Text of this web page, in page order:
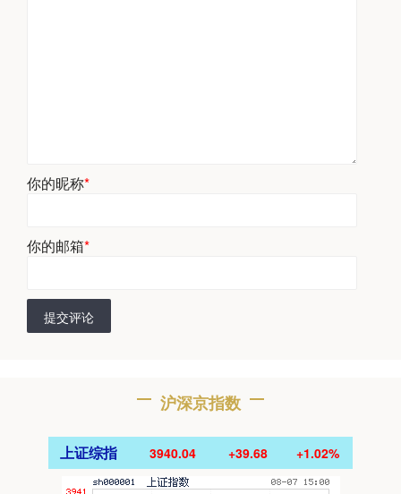
你的昵称*
你的邮箱*
提交评论
沪深京指数
上证综指 3940.04 +39.68 +1.02%